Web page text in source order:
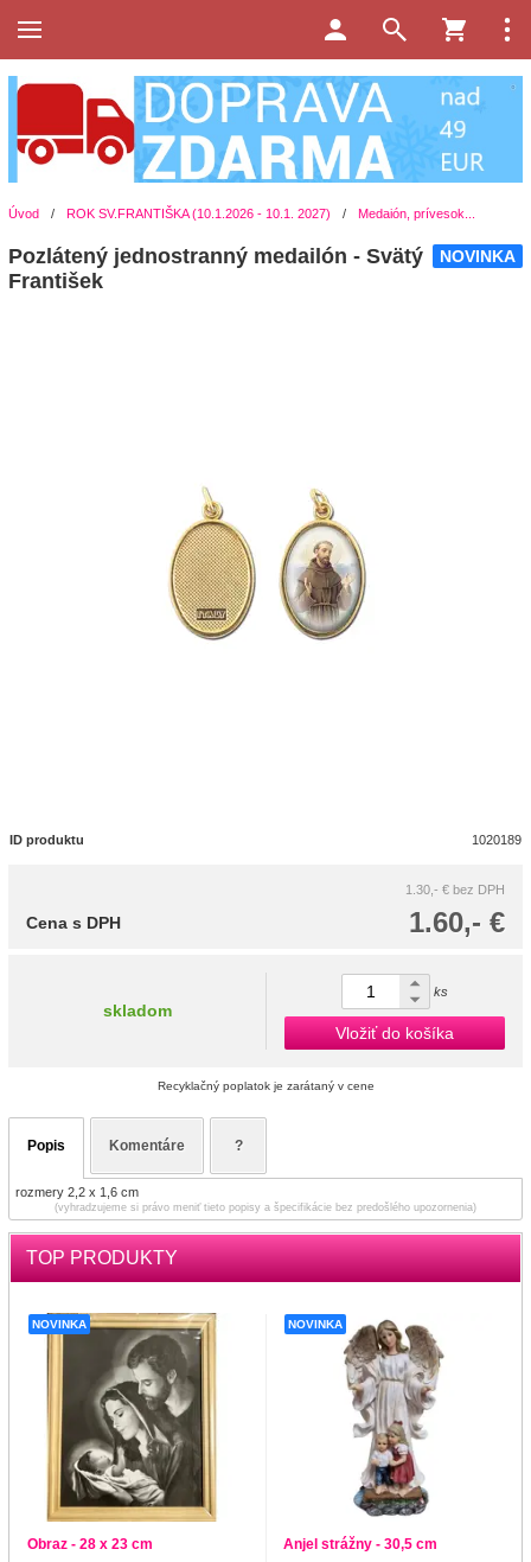
Úvod / ROK SV.FRANTIŠKA (10.1.2026 - 10.1. 2027) / Medaión, prívesok...
NOVINKA
Pozlátený jednostranný medailón - Svätý
František
ID produktu 1020189
1.30,- € bez DPH
1.60,- €
Cena s DPH
skladom
ks
Vložiť do košíka
Recyklačný poplatok je zarátaný v cene
Popis Komentáre ?
rozmery 2,2 x 1,6 cm
(vyhradzujeme si právo meniť tieto popisy a špecifikácie bez predošlého upozornenia)
TOP PRODUKTY
NOVINKA
Obraz - 28 x 23 cm
NOVINKA
Anjel strážny - 30,5 cm